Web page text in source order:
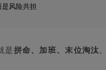
风险共担
是拼命、加班、末位淘汰